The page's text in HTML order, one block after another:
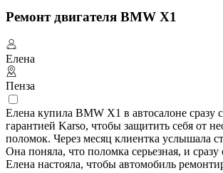
Ремонт двигателя BMW X1
Елена
Пенза
Елена купила BMW X1 в автосалоне сразу
гарантией Karso, чтобы защитить себя от
поломок. Через месяц клиентка услышала
Она поняла, что поломка серьезная, и сразу
Елена настояла, чтобы автомобиль